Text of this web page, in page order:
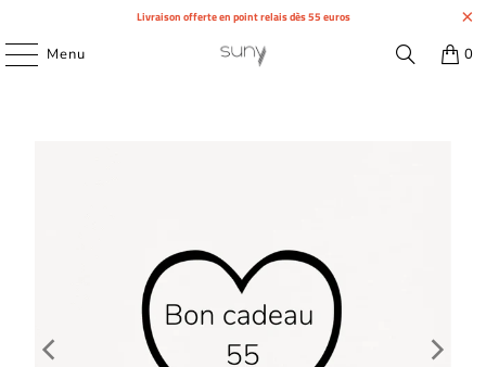
Livraison offerte en point relais dès 55 euros
Menu 0